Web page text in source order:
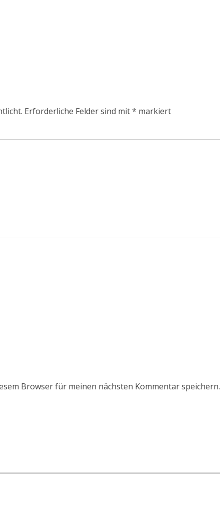
Erforderliche Felder sind mit* markiert
Browser für meinen nächsten Kommentar speichern.